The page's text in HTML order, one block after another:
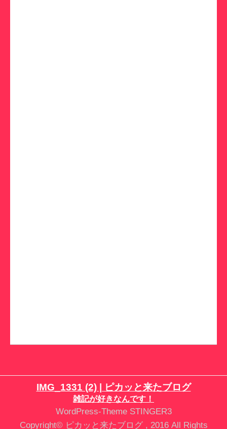
IMG_1331 (2) | ピカッと来たブログ
雑記が好きなんです！
WordPress-Theme STINGER3
Copyright© ピカッと来たブログ , 2016 All Rights